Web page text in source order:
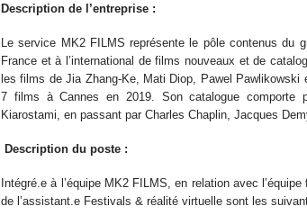
Description de l’entreprise :
Le service MK2 FILMS représente le pôle contenus du
France et à l’international de films nouveaux et de
les films de Jia Zhang-Ke, Mati Diop, Pawel
7 films à Cannes en 2019. Son catalogue
Kiarostami, en passant par Charles Chaplin, Jacques
Description du poste :
Intégré.e à l’équipe MK2 FILMS, en relation avec
de l’assistant.e Festivals & réalité virtuelle sont les